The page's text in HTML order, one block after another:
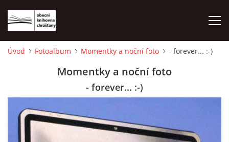
VÝPŮJČNÍ DOBA
Úvod Fotoalbum Momentky a noční foto - forever... :-)
Momentky a noční foto
- forever... :-)